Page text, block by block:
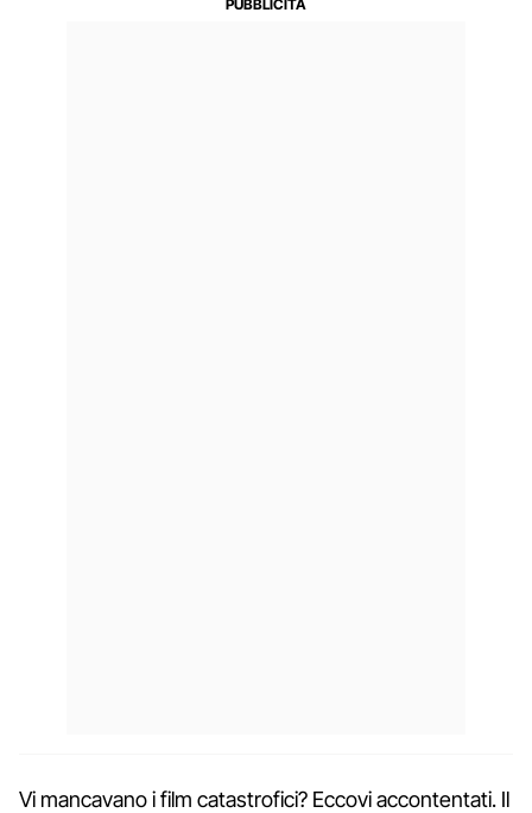
Vi mancavano i film catastrofici? Eccovi accontentati. Il